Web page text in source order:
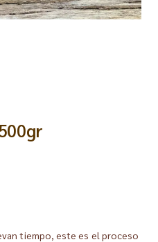
tiempo, este es el proceso